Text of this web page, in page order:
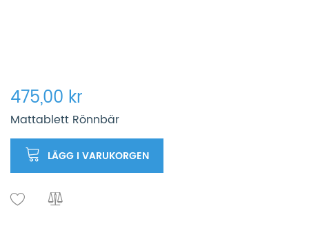
475,00 kr
Mattablett Rönnbär
LÄGG I VARUKORGEN